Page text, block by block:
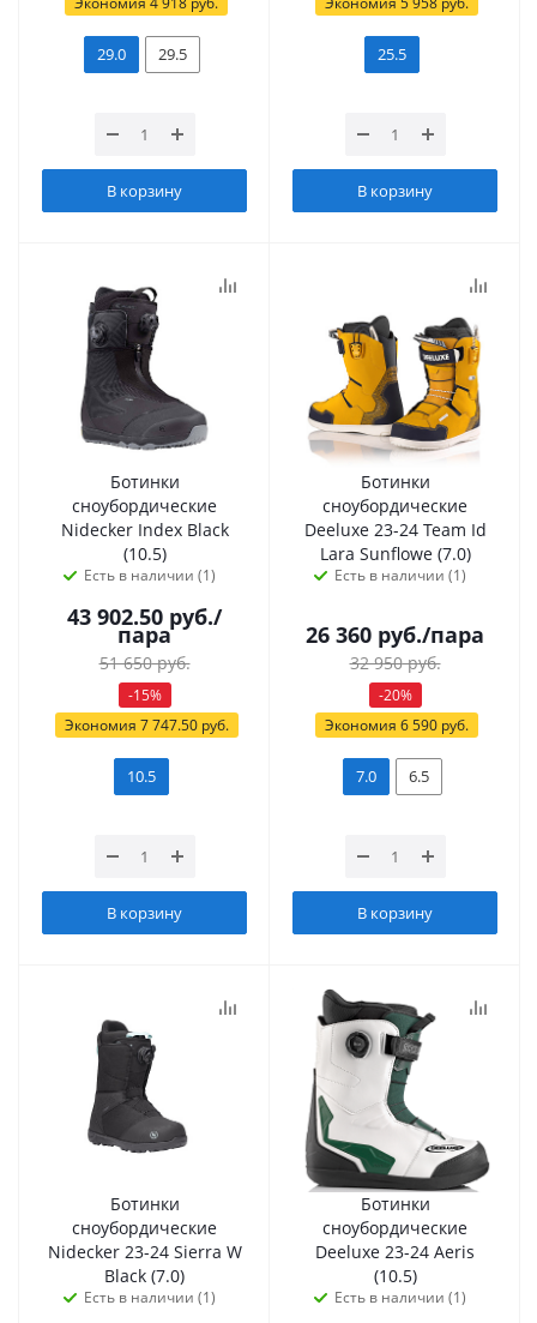
29.0 29.5
В корзину
25.5
В корзину
Ботинки
сноубордические
Nidecker Index Black
(10.5)
Есть в наличии (1)
43 902.50 руб./
пара
51 650руб.
-15%
Экономия 7 747.50руб.
10.5
В корзину
Ботинки
сноубордические
Deeluxe 23-24 Team Id
Lara Sunflowe (7.0)
Есть в наличии (1)
26 360 руб./пара
32 950руб.
-20%
Экономия 6 590 руб.
7.0 6.5
В корзину
Ботинки
сноубордические
Nidecker 23-24 Sierra W
Black (7.0)
Есть в наличии (1)
Ботинки
сноубордические
Deeluxe 23-24 Aeris
(10.5)
Есть в наличии (1)